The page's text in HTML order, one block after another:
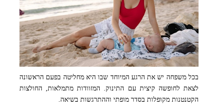
קרדיט התמונה: Yan Krukau באתר PEXELS
בכל משפחה יש את הרגע המיוחד שבו היא מחליטה בפעם הראשונה
לצאת לחופשה קיצית עם התינוק. המזוודות מתמלאות, החולצות
הקטנטנות מקופלות בסדר מופתי וההתרגשות בשיאה.